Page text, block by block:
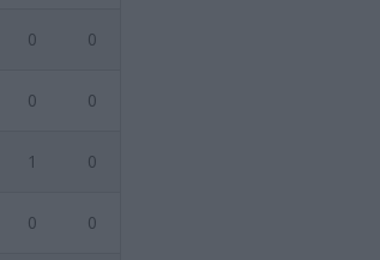
0 0
0 0
1 0
0 0